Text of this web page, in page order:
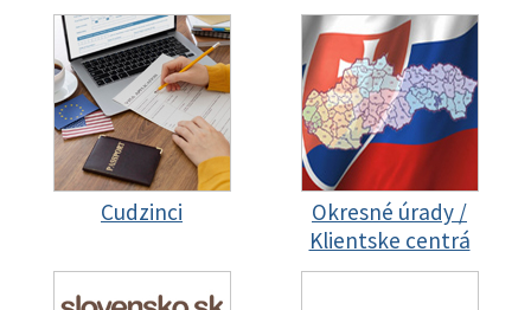
Cudzinci
Okresné úrady /
Klientske centrá